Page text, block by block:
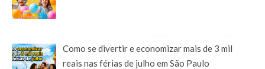
Como se divertir e economizar mais de 3 mil
reais nas férias de julho em São Paulo